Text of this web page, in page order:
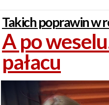
Takich poprawin w
A po
pałacu